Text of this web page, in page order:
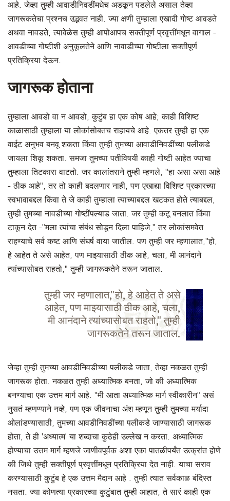
आहे. जेव्हा तुम्ही आवाडीनिवडींमधेच अडकून पडलेले असाल तेव्हा
जागरूकतेचा प्रश्नच उद्भवत नाही. ज्या क्षणी तुम्हाला एखादी गोष्ट आवडते
अथवा नावडते, त्यावेळेस तुम्ही आपोआपच सक्तीपूर्ण प्रवृत्तींमधून वागाल -
आवडीच्या गोष्टीशी अनुकूलतेने आणि नावाडीच्या गोष्टीला सक्तीपूर्ण
प्रतिक्रिया देऊन.
जागरूक होताना
तुम्हाला आवडो वा न आवडो, कुटुंब हा एक कोष आहे; काही विशिष्ट
काळासाठी तुम्हाला या लोकांसोबतच राहायचे आहे. एकतर तुम्ही हा एक
वाईट अनुभव बनवू शकता किंवा तुम्ही तुमच्या आवाडीनिवडींच्या पलीकडे
जायला शिकू शकता. समजा तुमच्या पतीविषयी काही गोष्टी आहेत ज्याचा
तुम्हाला तिटकारा वाटतो. जर कालांतराने तुम्ही म्हणले, "हा असा असा आहे
- ठीक आहे", तर तो काही बदलणार नाही, पण एखाद्या विशिष्ट प्रकारच्या
स्वभावाबद्दल किंवा ते जे काही तुम्हाला त्याच्याबद्दल खटकत होते त्याबद्दल,
तुम्ही तुमच्या नावडीच्या गोष्टींपल्याड जाता. जर तुम्ही कटू बनलात किंवा
टाकून देत -"मला त्यांचा संबंध सोडून दिला पाहिजे," तर लोकांसमवेत
राहण्याचे सर्व कष्ट आणि संघर्ष वाया जातील. पण तुम्ही जर म्हणालात,"हो,
हे आहेत ते असे आहेत, पण माझ्यासाठी ठीक आहे, चला, मी आनंदाने
त्यांच्यासोबत राहतो," तुम्ही जागरूकतेने तरून जाताल.
तुम्ही जर म्हणालात,"हो, हे आहेत ते असे
आहेत, पण माझ्यासाठी ठीक आहे, चला,
मी आनंदाने त्यांच्यासोबत राहतो," तुम्ही
जागरूकतेने तरून जाताल.
जेव्हा तुम्ही तुमच्या आवडीनिवडीच्या पलीकडे जाता, तेव्हा नकळत तुम्ही
जागरूक होता. नकळत तुम्ही अध्यात्मिक बनता, जो की अध्यात्मिक
बनण्याचा एक उत्तम मार्ग आहे. "मी आता अध्यात्मिक मार्ग स्वीकारीन" असं
नुसतं म्हणण्याने नव्हे, पण एक जीवनाचा अंश म्हणून तुम्ही तुमच्या मर्यादा
ओलांडण्यासाठी, तुमच्या आवडीनिवडींच्या पलीकडे जाण्यासाठी जागरूक
होता, ते ही 'अध्यात्म' या शब्दाचा कुठेही उल्लेख न करता. अध्यात्मिक
होण्याचा उत्तम मार्ग म्हणजे जाणीवपूर्वक अशा एका पातळीपर्यंत उत्क्रांत होणे
की जिथे तुम्ही सक्तीपूर्ण प्रवृत्तींमधून प्रतिक्रिया देत नाही. याचा सराव
करण्यासाठी कुटुंब हे एक उत्तम मैदान आहे . तुम्ही त्यात सर्वकाळ बंदिस्त
नसता. ज्या कोणत्या प्रकारच्या कुटुंबात तुम्ही आहात, ते सारं काही एक